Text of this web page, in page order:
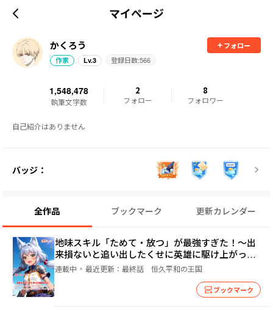
マイページ
かくろう
フォロー
作家
Lv.3 登録日数:566
1,548,478
執筆文字数
2
フォロー
8
フォロワー
自己紹介はありません
バッジ：
全作品 ブックマーク 更新カレンダー
地味スキル「ためて・放つ」が最強すぎた！～出
来損ないと追い出したくせに英雄に駆け上がって
から戻れと言われても手遅れです～
連載中 最近更新： 最終話 恒久平和の王国
ブックマーク